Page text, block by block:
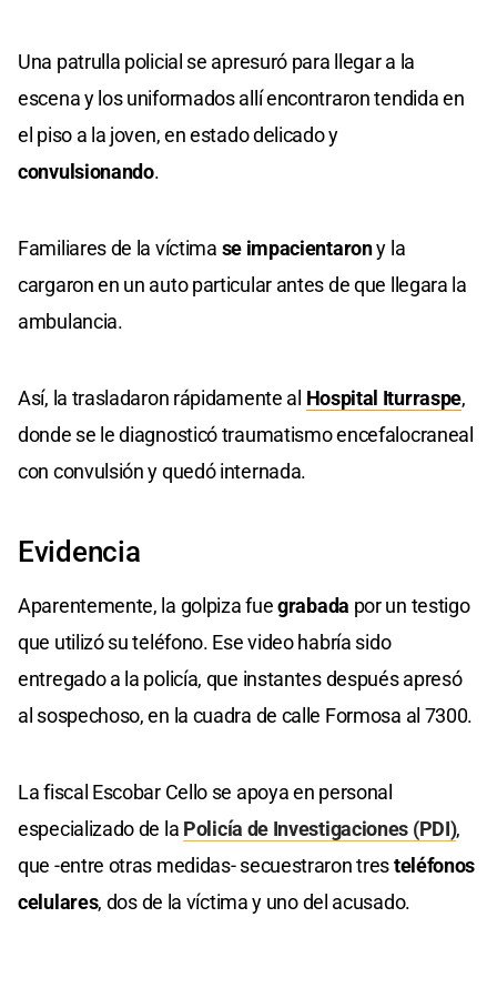
Una patrulla policial se apresuró para llegar a la
escena y los uniformados allí encontraron tendida en
el piso a la joven, en estado delicado y
convulsionando.
Familiares de la víctima se impacientarony la
cargaron en un auto particular antes de que llegara la
ambulancia.
Así, la trasladaron rápidamente al Hospital Iturraspe,
donde se le diagnosticó traumatismo encefalocraneal
con convulsión y quedó internada.
Evidencia
Aparentemente, la golpiza fuegrabada por un testigo
que utilizó su teléfono. Ese video habría sido
entregado a la policía, que instantes después apresó
al sospechoso, en la cuadra de calle Formosa al 7300.
La fiscal Escobar Cello se apoya en personal
especializado de la Policía de Investigaciones (PDI),
que -entre otras medidas- secuestraron tresteléfonos
celulares, dos de la víctima y uno del acusado.